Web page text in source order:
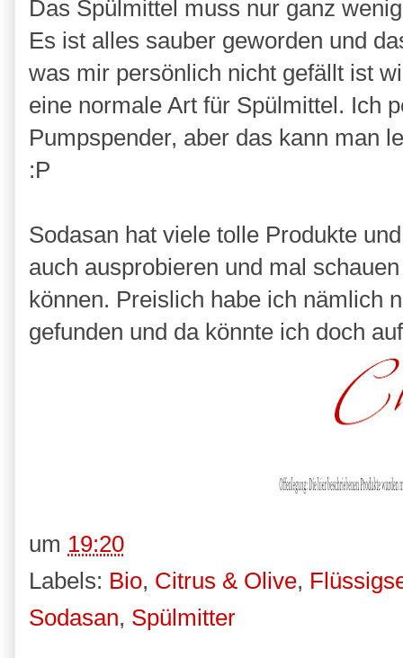
Das Spülmittel muss nur ganz
Es ist alles sauber geworden und
was mir persönlich nicht gefällt ist
eine normale Art für Spülmittel. Ich
Pumpspender, aber das kann man
:P
Sodasan hat viele tolle Produkte
auch ausprobieren und mal
können. Preislich habe ich nämlich
gefunden und da könnte ich doch
um 19:20
Labels: Bio, Citrus & Olive,
Sodasan, Spülmitter